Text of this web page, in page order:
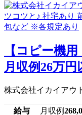
【コピー機
月収例26万円
株式会社イカイアウ
給与 月収例